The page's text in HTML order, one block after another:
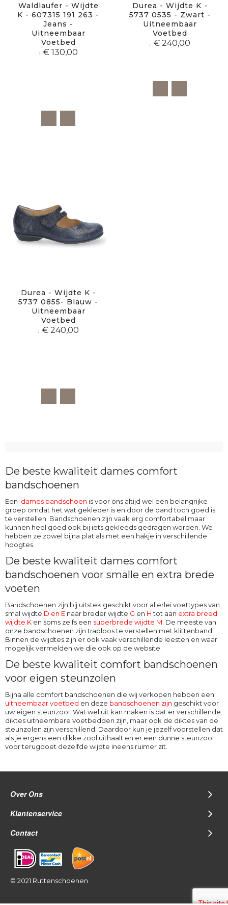
Waldlaufer - Wijdte
K - 607315 191 263 -
Jeans -
Uitneembaar
Voetbed
€ 130,00
Durea - Wijdte K -
5737 0535 - Zwart -
Uitneembaar
Voetbed
€ 240,00
Durea - Wijdte K -
5737 0855- Blauw -
Uitneembaar
Voetbed
€ 240,00
De beste kwaliteit dames comfort
bandschoenen
Een dames bandschoen is voor ons altijd wel een belangrijke
groep omdat het wat gekleder is en door de band toch goed is
te verstellen. Bandschoenen zijn vaak erg comfortabel maar
kunnen heel goed ook bij iets gekleeds gedragen worden. We
hebben ze zowel bijna plat als met een hakje in verschillende
hoogtes.
De beste kwaliteit dames comfort
bandschoenen voor smalle en extra brede
voeten
Bandschoenen zijn bij uitstek geschikt voor allerlei voettypes van
smal wijdte D en E naar breder wijdte G en Htot aan extra breed
wijdte K en soms zelfs een superbrede wijdte M. De meeste van
onze bandschoenen zijn traploos te verstellen met klittenband.
Binnen de wijdtes zijn er ook vaak verschillende leesten en waar
mogelijk vermelden we die ook op de website.
De beste kwaliteit comfort bandschoenen
voor eigen steunzolen
Bijna alle comfort bandschoenen die wij verkopen hebben een
uitneembaar voetbed en deze bandschoenen zijn geschikt voor
uw eigen steunzool. Wat wel uit kan maken is dat er verschillende
diktes uitneembare voetbedden zijn, maar ook de diktes van de
steunzolen zijn verschillend. Daardoor kun je jezelf voorstellen dat
als je ergens een dikke zool uithaalt en er een dunne steunzool
voor terugdoet dezelfde wijdte ineens ruimer zit.
Over Ons
Klantenservice
Contact
© 2021 Ruttenschoenen